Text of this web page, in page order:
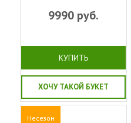
9990 руб.
КУПИТЬ
ХОЧУ ТАКОЙ БУКЕТ
Несезон